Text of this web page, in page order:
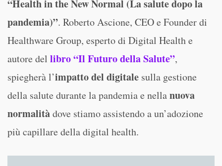
“Health in the New Normal (La salute dopo la
pandemia)”. Roberto Ascione, CEO e Founder di
Healthware Group, esperto di Digital Health e
autore del libro “Il Futuro della Salute”,
spiegherà l’impatto del digitale sulla gestione
della salute durante la pandemia e nellanuova
normalitàdove stiamo assistendo a un’adozione
più capillare della digital health.